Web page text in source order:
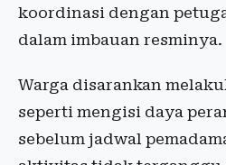
koordinasi dengan
dalam imbauan resminya.
Warga disarankan
seperti mengisi daya
sebelum jadwal